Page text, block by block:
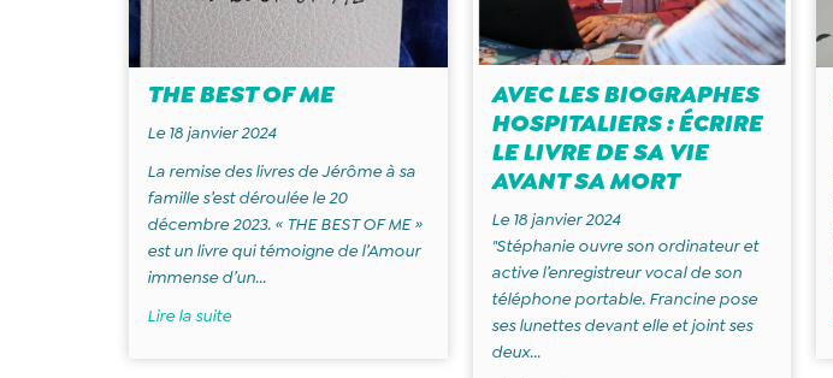
THE BEST OF ME
Le 18 janvier 2024
La remise des livres de Jérôme à sa
famille s’est déroulée le 20
décembre 2023. « THE BEST OF ME »
est un livre qui témoigne de l’Amour
immense d’un...
Lire la suite
AVEC LES BIOGRAPHES
HOSPITALIERS : ÉCRIRE
LE LIVRE DE SA VIE
AVANT SA MORT
Le 18 janvier 2024
"Stéphanie ouvre son ordinateur et
active l’enregistreur vocal de son
téléphone portable. Francine pose
ses lunettes devant elle et joint ses
deux...